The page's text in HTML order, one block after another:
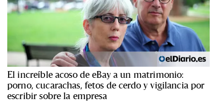
El increíble acoso de eBay a un matrimonio:
porno, cucarachas, fetos de cerdo y vigilancia por
escribir sobre la empresa